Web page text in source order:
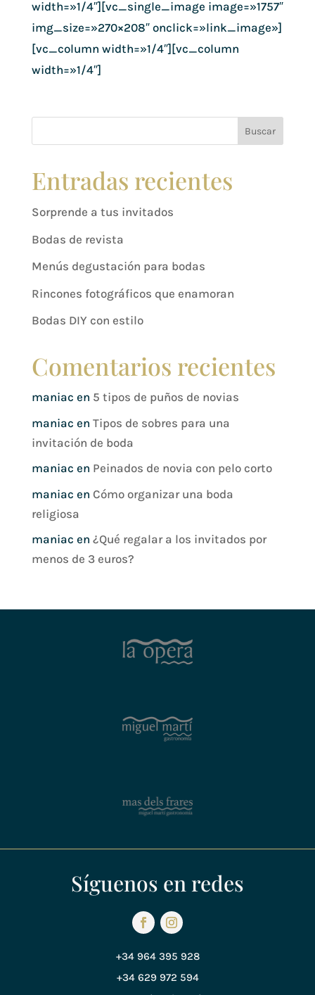
width=»1/4″][vc_single_image image=»1757″
img_size=»270×208″ onclick=»link_image»]
[vc_column width=»1/4″][vc_column
width=»1/4″]
Buscar
Entradas recientes
Sorprende a tus invitados
Bodas de revista
Menús degustación para bodas
Rincones fotográficos que enamoran
Bodas DIY con estilo
Comentarios recientes
maniac en 5 tipos de puños de novias
maniac en Tipos de sobres para una
invitación de boda
maniac en Peinados de novia con pelo corto
maniac en Cómo organizar una boda
religiosa
maniac en ¿Qué regalar a los invitados por
menos de 3 euros?
Síguenos en redes
+34 964 395 928
+34 629 972 594